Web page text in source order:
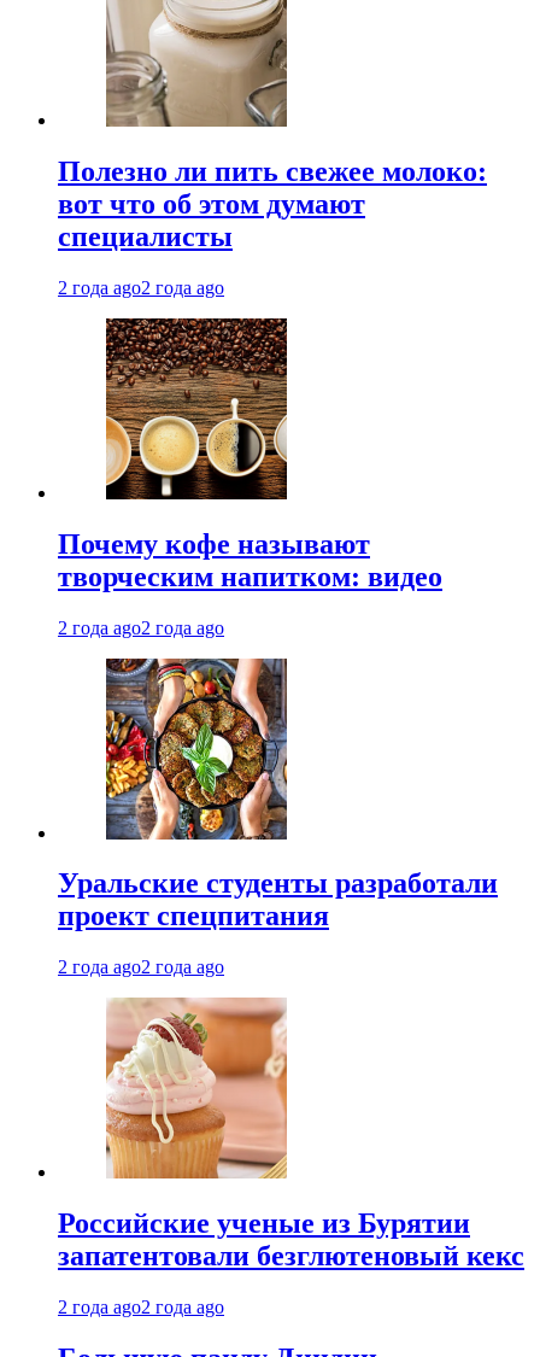
Полезно ли пить свежее молоко:
вот что об этом думают
специалисты
2 года ago2 года ago
Почему кофе называют
творческим напитком: видео
2 года ago2 года ago
Уральские студенты разработали
проект спецпитания
2 года ago2 года ago
Российские ученые из Бурятии
запатентовали безглютеновый кекс
2 года ago2 года ago